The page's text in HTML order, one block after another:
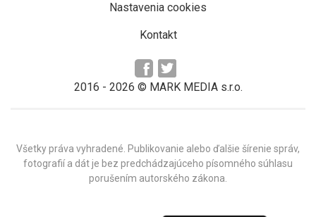
Nastavenia cookies
Kontakt
2016 - 2026 © MARK MEDIA s.r.o.
Všetky práva vyhradené. Publikovanie alebo ďalšie šírenie správ,
fotografií a dát je bez predchádzajúceho písomného súhlasu
porušením autorského zákona.